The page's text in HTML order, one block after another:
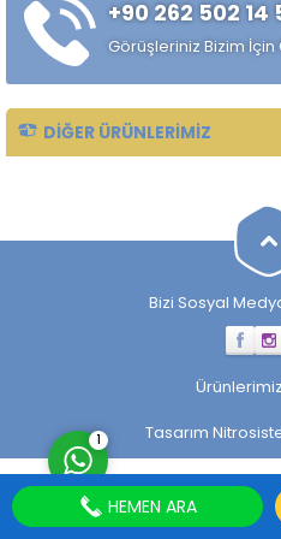
Taşlanmış mil, makinelerin
verimli ve sorunsuz
çalışmasını sağlayan önemli
bir parçadır. Taşlanmış Milin
Tarihçesi...
+90 262 502 14
Görüşleriniz Bizim
DIĞER ÜRÜNLERIMIZ
Bizi Sosyal
Ürünlerimiz
Tasarım
Cevap Yaz
1
HEMEN ARA